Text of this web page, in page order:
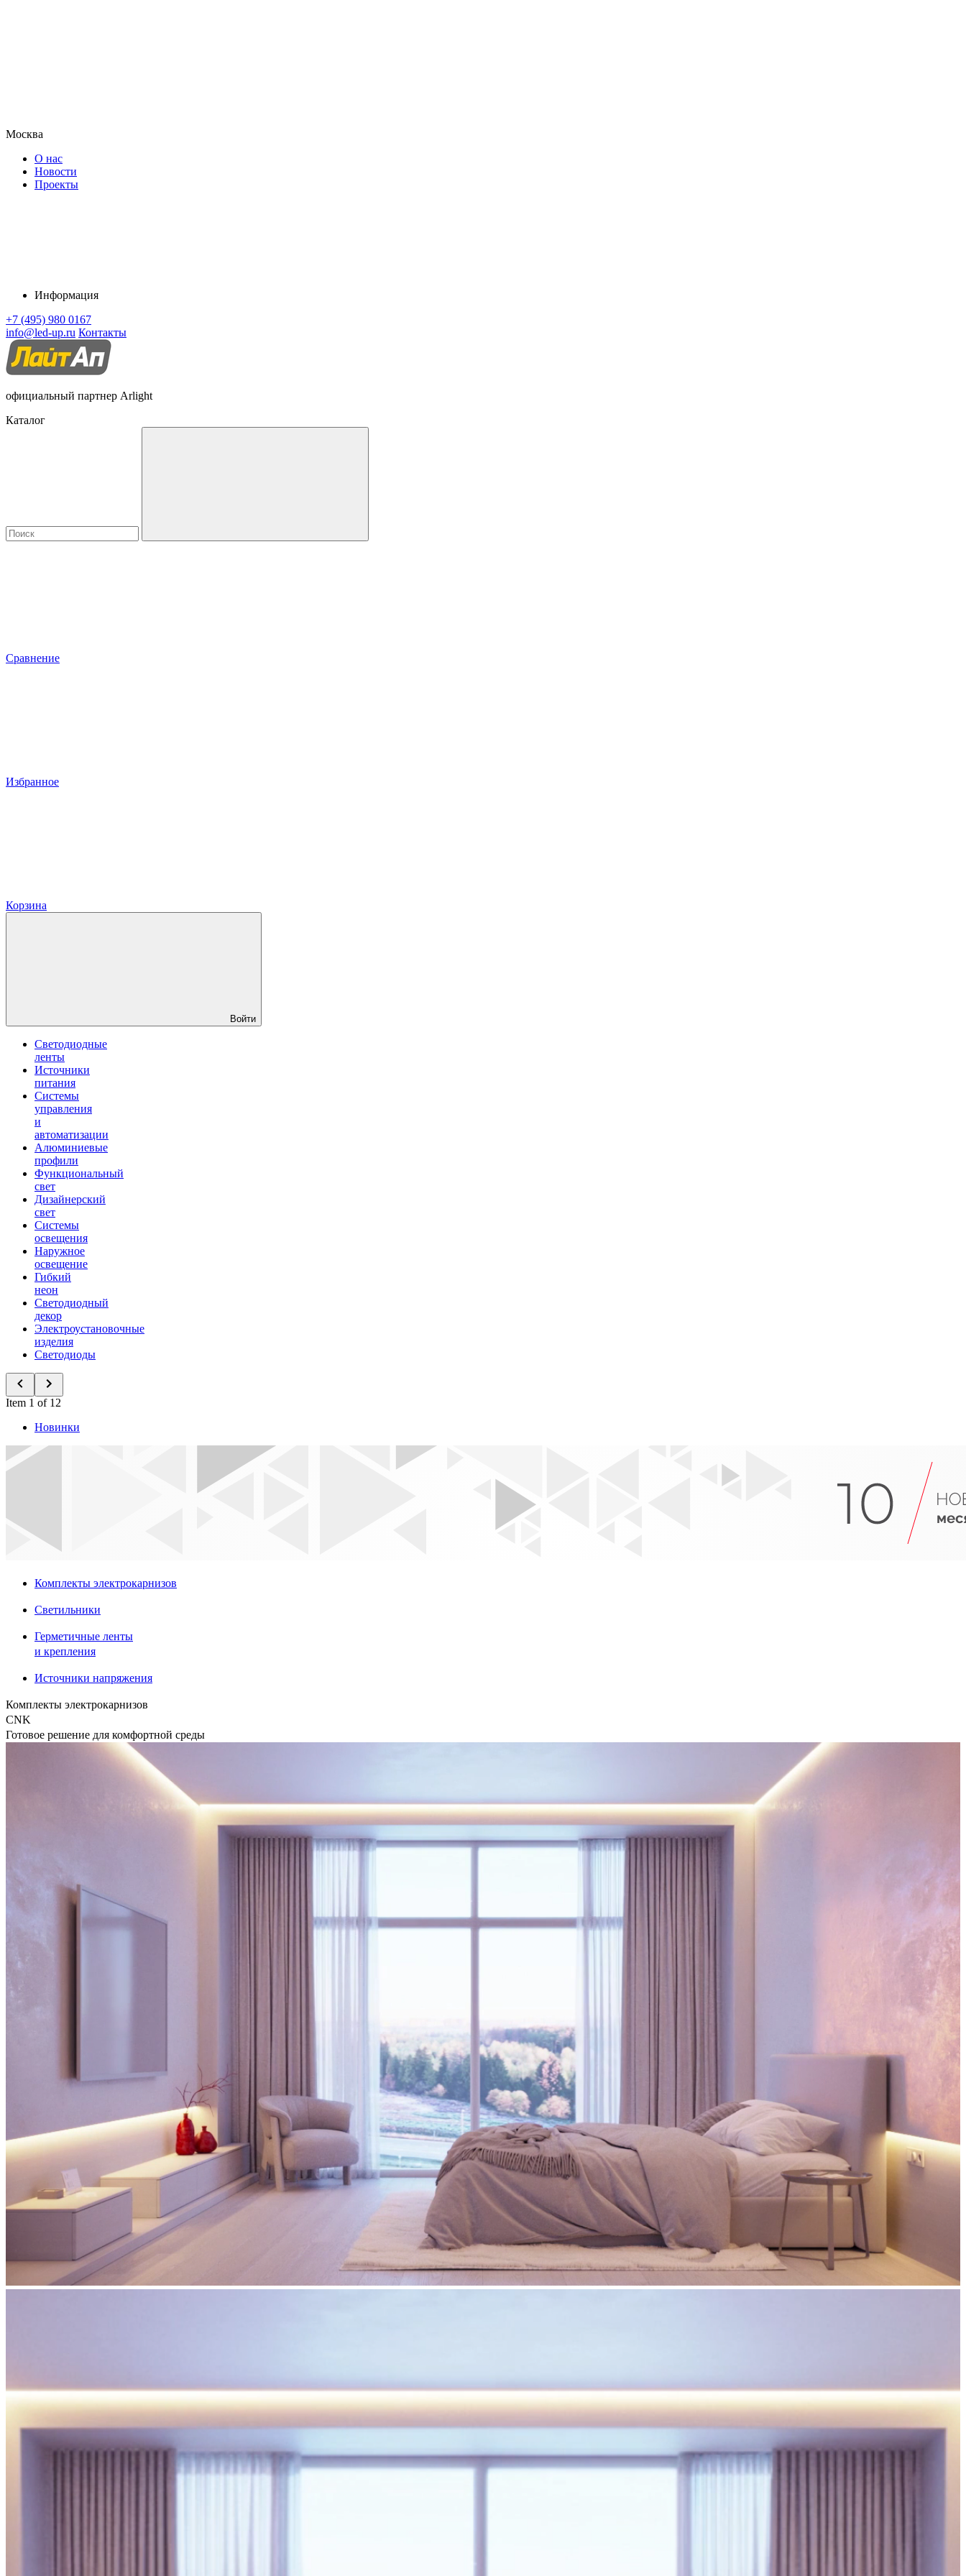
Москва
О нас
Новости
Проекты
Информация
+7 (495) 980 0167
info@led-up.ru Контакты
официальный партнер Arlight
Каталог
Сравнение
Избранное
Корзина
Войти
Светодиодные
ленты
Источники
питания
Системы
управления
и
автоматизации
Алюминиевые
профили
Функциональный
свет
Дизайнерский
свет
Системы
освещения
Наружное
освещение
Гибкий
неон
Светодиодный
декор
Электроустановочные
изделия
Светодиоды
Item 1 of 12
Новинки
Комплекты электрокарнизов
Светильники
Герметичные ленты
и крепления
Источники напряжения
Комплекты электрокарнизов
CNK
Готовое решение для комфортной среды